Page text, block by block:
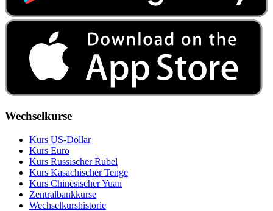
Wechselkurse
Kurs US‑Dollar
Kurs Euro
Kurs Russischer Rubel
Kurs Kasachischer Tenge
Kurs Chinesischer Yuan
Zentralbankkurse
Wechselkurshistorie